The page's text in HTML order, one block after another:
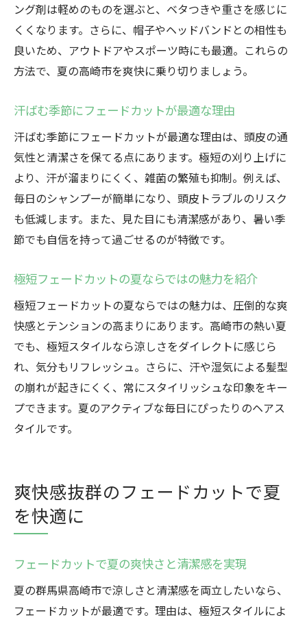
ング剤は軽めのものを選ぶと、ベタつきや重さを感じに
くくなります。さらに、帽子やヘッドバンドとの相性も
良いため、アウトドアやスポーツ時にも最適。これらの
方法で、夏の高崎市を爽快に乗り切りましょう。
汗ばむ季節にフェードカットが最適な理由
汗ばむ季節にフェードカットが最適な理由は、頭皮の通
気性と清潔さを保てる点にあります。極短の刈り上げに
より、汗が溜まりにくく、雑菌の繁殖も抑制。例えば、
毎日のシャンプーが簡単になり、頭皮トラブルのリスク
も低減します。また、見た目にも清潔感があり、暑い季
節でも自信を持って過ごせるのが特徴です。
極短フェードカットの夏ならではの魅力を紹介
極短フェードカットの夏ならではの魅力は、圧倒的な爽
快感とテンションの高まりにあります。高崎市の熱い夏
でも、極短スタイルなら涼しさをダイレクトに感じら
れ、気分もリフレッシュ。さらに、汗や湿気による髪型
の崩れが起きにくく、常にスタイリッシュな印象をキー
プできます。夏のアクティブな毎日にぴったりのヘアス
タイルです。
爽快感抜群のフェードカットで夏
を快適に
フェードカットで夏の爽快さと清潔感を実現
夏の群馬県高崎市で涼しさと清潔感を両立したいなら、
フェードカットが最適です。理由は、極短スタイルによ